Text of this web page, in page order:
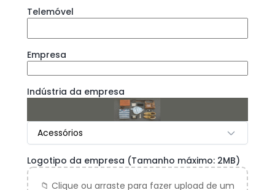
Telemóvel
Empresa
Indústria da empresa
Acessórios
Logotipo da empresa (Tamanho máximo: 2MB)